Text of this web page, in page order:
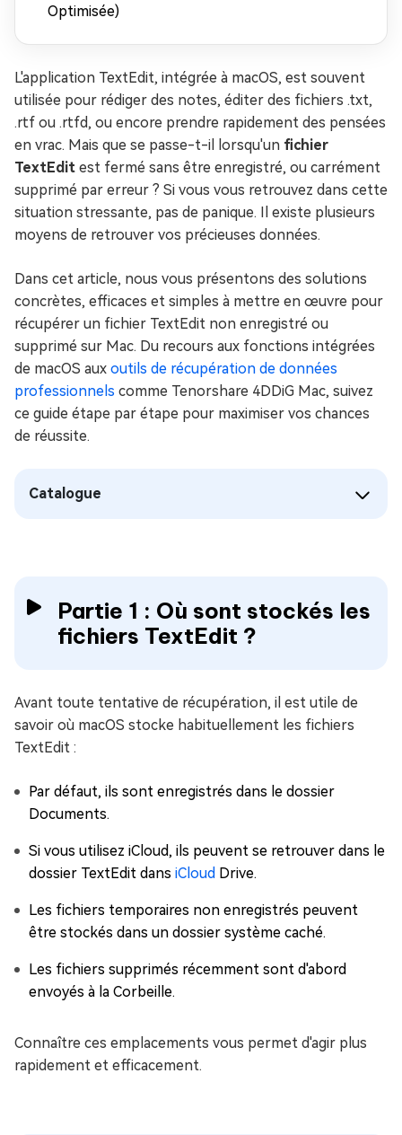
Optimisée)
L'application TextEdit, intégrée à macOS, est souvent
utilisée pour rédiger des notes, éditer des fichiers .txt,
.rtf ou .rtfd, ou encore prendre rapidement des pensées
en vrac. Mais que se passe-t-il lorsqu'un fichier
TextEdit est fermé sans être enregistré, ou carrément
supprimé par erreur ? Si vous vous retrouvez dans cette
situation stressante, pas de panique. Il existe plusieurs
moyens de retrouver vos précieuses données.
Dans cet article, nous vous présentons des solutions
concrètes, efficaces et simples à mettre en œuvre pour
récupérer un fichier TextEdit non enregistré ou
supprimé sur Mac. Du recours aux fonctions intégrées
de macOS aux outils de récupération de données
professionnels comme Tenorshare 4DDiG Mac, suivez
ce guide étape par étape pour maximiser vos chances
de réussite.
Catalogue
Partie 1 : Où sont stockés les
fichiers TextEdit ?
Avant toute tentative de récupération, il est utile de
savoir où macOS stocke habituellement les fichiers
TextEdit :
Par défaut, ils sont enregistrés dans le dossier
Documents.
Si vous utilisez iCloud, ils peuvent se retrouver dans le
dossier TextEdit dans iCloud Drive.
Les fichiers temporaires non enregistrés peuvent
être stockés dans un dossier système caché.
Les fichiers supprimés récemment sont d'abord
envoyés à la Corbeille.
Connaître ces emplacements vous permet d'agir plus
rapidement et efficacement.